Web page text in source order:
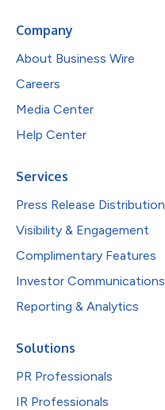
Company
About Business Wire
Careers
Media Center
Help Center
Services
Press Release Distribution
Visibility & Engagement
Complimentary Features
Investor Communications
Reporting & Analytics
Solutions
PR Professionals
IR Professionals